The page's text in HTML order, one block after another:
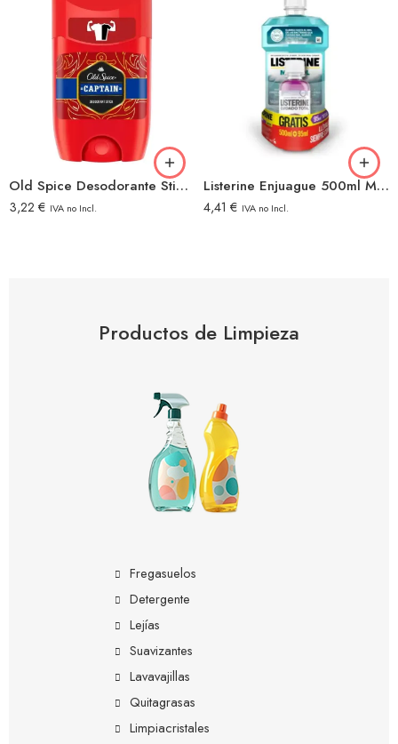
Old Spice Desodorante Stick 50ml Captain
3,22 € IVA no Incl.
Listerine Enjuague 500ml Mentol+listerine Viaje 95ml Total
4,41 € IVA no Incl.
Productos de Limpieza
Fregasuelos
Detergente
Lejías
Suavizantes
Lavavajillas
Quitagrasas
Limpiacristales